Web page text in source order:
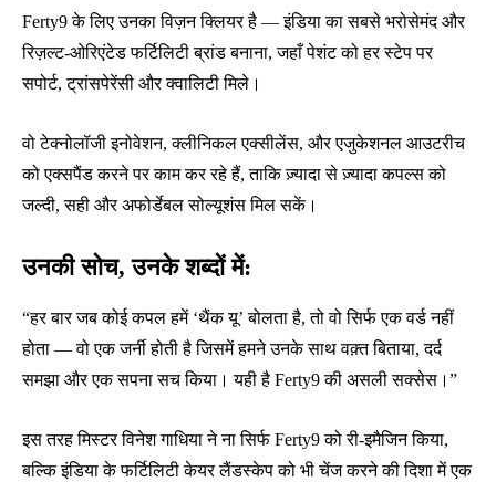
Ferty9 के लिए उनका विज़न क्लियर है — इंडिया का सबसे भरोसेमंद और
रिज़ल्ट-ओरिएंटेड फर्टिलिटी ब्रांड बनाना, जहाँ पेशंट को हर स्टेप पर
सपोर्ट, ट्रांसपेरेंसी और क्वालिटी मिले।
वो टेक्नोलॉजी इनोवेशन, क्लीनिकल एक्सीलेंस, और एजुकेशनल आउटरीच
को एक्सपैंड करने पर काम कर रहे हैं, ताकि ज़्यादा से ज़्यादा कपल्स को
जल्दी, सही और अफोर्डेबल सोल्यूशंस मिल सकें।
उनकी सोच, उनके शब्दों में:
“हर बार जब कोई कपल हमें ‘थैंक यू’ बोलता है, तो वो सिर्फ एक वर्ड नहीं
होता — वो एक जर्नी होती है जिसमें हमने उनके साथ वक़्त बिताया, दर्द
समझा और एक सपना सच किया। यही है Ferty9 की असली सक्सेस।”
इस तरह मिस्टर विनेश गाधिया ने ना सिर्फ Ferty9 को री-इमैजिन किया,
बल्कि इंडिया के फर्टिलिटी केयर लैंडस्केप को भी चेंज करने की दिशा में एक